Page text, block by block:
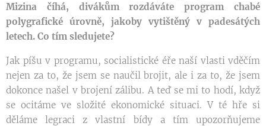
Mizina číhá, divákům rozdáváte program chabé
polygrafické úrovně, jakoby vytištěný v padesátých
letech. Co tím sledujete?
Jak píšu v programu, socialistické éře naší vlasti vděčím
nejen za to, že jsem se naučil brojit, ale i za to, že jsem
dokonce našel v brojení zálibu. A teď se mi to hodí, když
se ocitáme ve složité ekonomické situaci. V té hře si
děláme legraci z vlastní bídy a tím upozorňujeme